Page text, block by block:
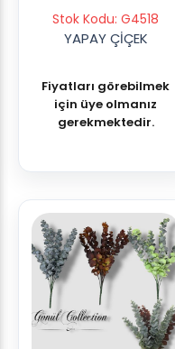
Stok Kodu: G4518
YAPAY ÇİÇEK
Fiyatları görebilmek
için üye olmanız
gerekmektedir.